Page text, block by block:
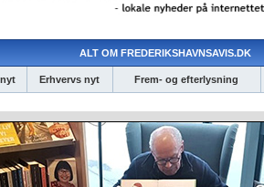
ALT OM FREDERIKSHAVNSAVIS.DK
Erhvervs nyt Frem- og efterlysning